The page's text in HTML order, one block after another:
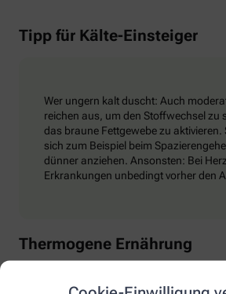
Tipp für Kälte-Einsteiger
Wer ungern kalt duscht: Auch
reichen aus, um den Stoffwechsel zu
das braune Fettgewebe zu aktivieren.
sich zum Beispiel beim
dünner anziehen. Ansonsten: Bei
Erkrankungen unbedingt vorher den
Thermogene Ernährung